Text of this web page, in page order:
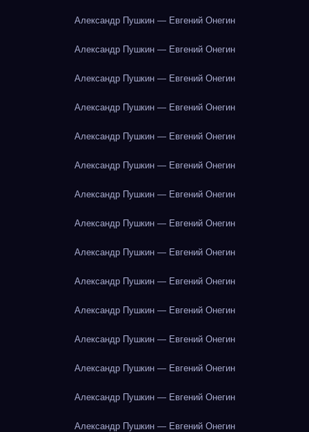
Александр Пушкин — Евгений Онегин
Александр Пушкин — Евгений Онегин
Александр Пушкин — Евгений Онегин
Александр Пушкин — Евгений Онегин
Александр Пушкин — Евгений Онегин
Александр Пушкин — Евгений Онегин
Александр Пушкин — Евгений Онегин
Александр Пушкин — Евгений Онегин
Александр Пушкин — Евгений Онегин
Александр Пушкин — Евгений Онегин
Александр Пушкин — Евгений Онегин
Александр Пушкин — Евгений Онегин
Александр Пушкин — Евгений Онегин
Александр Пушкин — Евгений Онегин
Александр Пушкин — Евгений Онегин